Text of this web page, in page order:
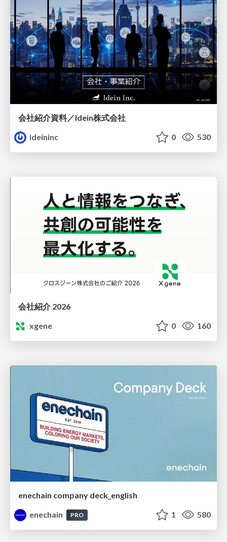
会社紹介資料／Idein株式会社
ideininc
0 530
会社紹介 2026
xgene
0 160
enechain company deck_english
enechain
PRO 1 580